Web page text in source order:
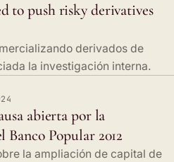
to push risky derivatives
derivados de
la investigación interna.
abierta por la
Popular 2012
la ampliación de capital de